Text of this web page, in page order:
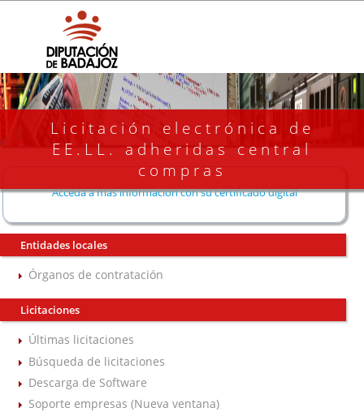
Licitación electrónica de
EE.LL. adheridas central
compras
Acceda a más información con su certificado digital
Entidades locales
Órganos de contratación
Licitaciones
Últimas licitaciones
Búsqueda de licitaciones
Descarga de Software
Soporte empresas (Nueva ventana)